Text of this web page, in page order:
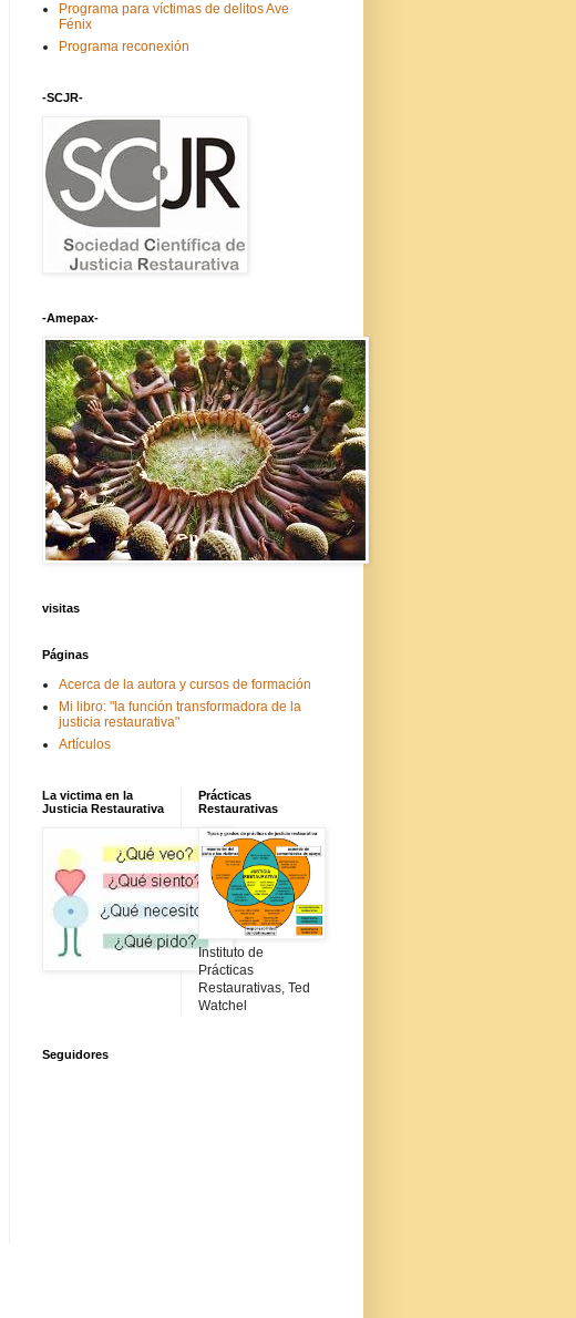
Programa para víctimas de delitos Ave
Fénix
Programa reconexión
-SCJR-
-Amepax-
visitas
Páginas
Acerca de la autora y cursos de formación
Mi libro: "la función transformadora de la
justicia restaurativa"
Artículos
La victima en la
Justicia Restaurativa
Prácticas
Restaurativas
Instituto de
Prácticas
Restaurativas, Ted
Watchel
Seguidores